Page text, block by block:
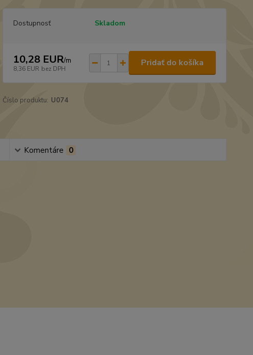
Dostupnosť Skladom
10,28 EUR/m
8,36 EUR bez DPH
Pridať do košíka
Číslo produktu: U074
Komentáre 0